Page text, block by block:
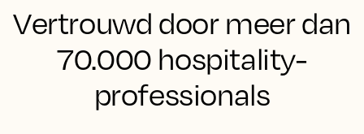
Vertrouwd door meer dan
70.000 hospitality-
professionals